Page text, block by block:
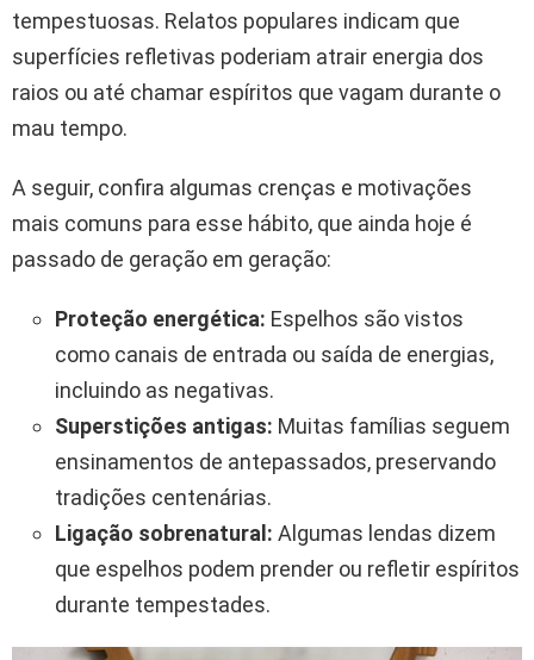
tempestuosas. Relatos populares indicam que
superfícies refletivas poderiam atrair energia dos
raios ou até chamar espíritos que vagam durante o
mau tempo.
A seguir, confira algumas crenças e motivações
mais comuns para esse hábito, que ainda hoje é
passado de geração em geração:
Proteção energética: Espelhos são vistos
como canais de entrada ou saída de energias,
incluindo as negativas.
Superstições antigas: Muitas famílias seguem
ensinamentos de antepassados, preservando
tradições centenárias.
Ligação sobrenatural: Algumas lendas dizem
que espelhos podem prender ou refletir espíritos
durante tempestades.